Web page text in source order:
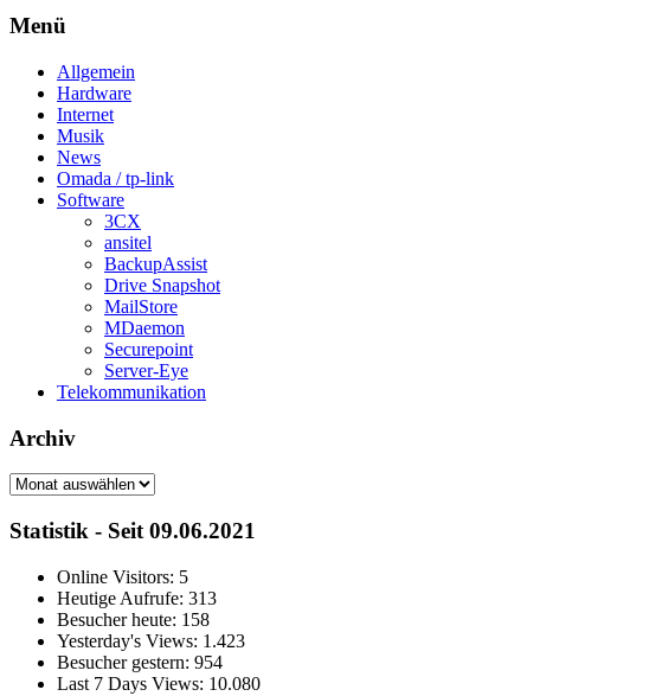
Menü
Allgemein
Hardware
Internet
Musik
News
Omada / tp-link
Software
3CX
ansitel
BackupAssist
Drive Snapshot
MailStore
MDaemon
Securepoint
Server-Eye
Telekommunikation
Archiv
Archiv
Statistik - Seit 09.06.2021
Online Visitors: 5
Heutige Aufrufe: 313
Besucher heute: 158
Yesterday's Views: 1.423
Besucher gestern: 954
Last 7 Days Views: 10.080